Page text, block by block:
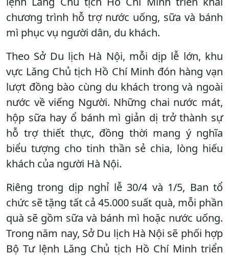
chương trình hỗ trợ nước uống, sữa và bánh
mì phục vụ người dân, du khách.
Theo Sở Du lịch Hà Nội, mỗi dịp lễ lớn, khu
vực Lăng Chủ tịch Hồ Chí Minh đón hàng vạn
lượt đồng bào cùng du khách trong và ngoài
nước về viếng Người. Những chai nước mát,
hộp sữa hay ổ bánh mì giản dị trở thành sự
hỗ trợ thiết thực, đồng thời mang ý nghĩa
biểu tượng cho tinh thần sẻ chia, lòng hiếu
khách của người Hà Nội.
Riêng trong dịp nghỉ lễ 30/4 và 1/5, Ban tổ
chức sẽ tặng tất cả 45.000 suất quà, mỗi phần
quà sẽ gồm sữa và bánh mì hoặc nước uống.
Trong năm nay, Sở Du lịch Hà Nội sẽ phối hợp
Bộ Tư lệnh Lăng Chủ tịch Hồ Chí Minh triển